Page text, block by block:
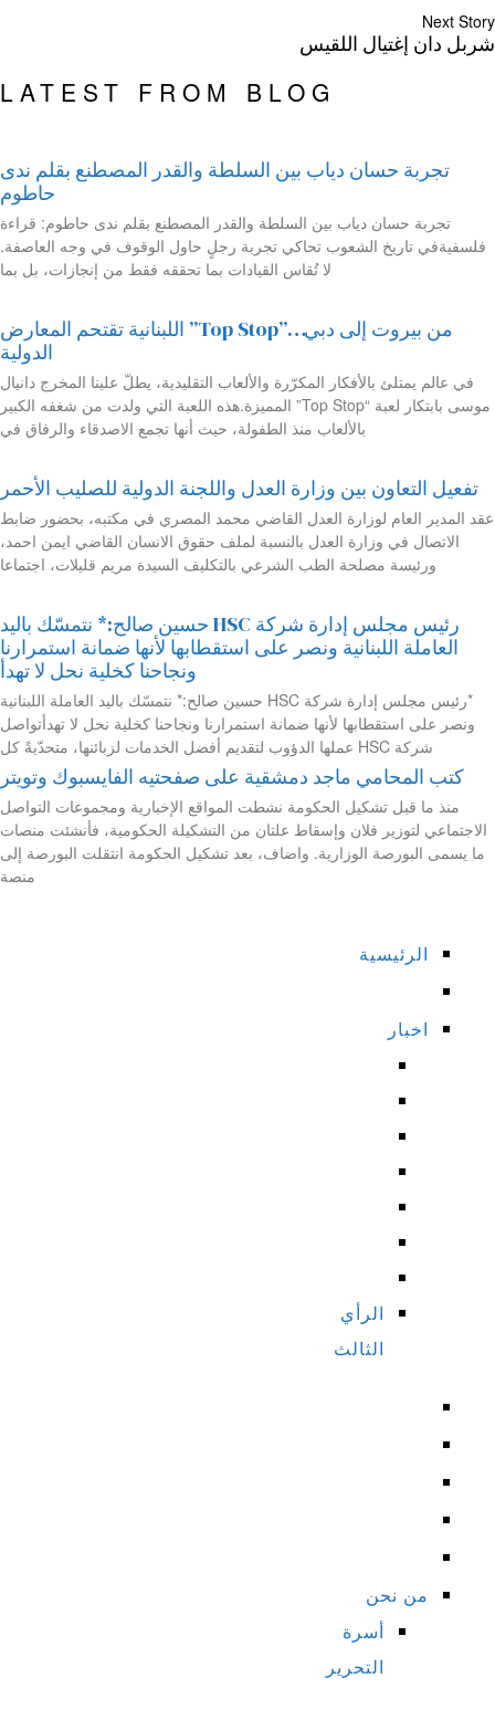
Next Story
شربل دان إغتيال اللقيس
LATEST FROM BLOG
تجربة حسان دياب بين السلطة والقدر المصطنع بقلم ندى
حاطوم
تجربة حسان دياب بين السلطة والقدر المصطنع بقلم ندى حاطوم: قراءة
فلسفيةفي تاريخ الشعوب تحاكي تجربة رجلٍ حاول الوقوف في وجه العاصفة.
لا تُقاس القيادات بما تحققه فقط من إنجازات، بل بما
من بيروت إلى دبي…”Top Stop” اللبنانية تقتحم المعارض
الدولية
في عالم يمتلئ بالأفكار المكرّرة والألعاب التقليدية، يطلّ علينا المخرج دانيال
موسى بابتكار لعبة “Top Stop” المميزة.هذه اللعبة التي ولدت من شغفه الكبير
بالألعاب منذ الطفولة، حيث أنها تجمع الاصدقاء والرفاق في
تفعيل التعاون بين وزارة العدل واللجنة الدولية للصليب الأحمر
عقد المدير العام لوزارة العدل القاضي محمد المصري في مكتبه، بحضور ضابط
الاتصال في وزارة العدل بالنسبة لملف حقوق الانسان القاضي ايمن احمد،
ورئيسة مصلحة الطب الشرعي بالتكليف السيدة مريم قليلات، اجتماعا
رئيس مجلس إدارة شركة HSC حسين صالح:* نتمسّك باليد
العاملة اللبنانية ونصر على استقطابها لأنها ضمانة استمرارنا
ونجاحنا كخلية نحل لا تهدأ
*رئيس مجلس إدارة شركة HSC حسين صالح:* نتمسّك باليد العاملة اللبنانية
ونصر على استقطابها لأنها ضمانة استمرارنا ونجاحنا كخلية نحل لا تهدأتواصل
شركة HSC عملها الدؤوب لتقديم أفضل الخدمات لزبائنها، متحدّيةً كل
كتب المحامي ماجد دمشقية على صفحتيه الفايسبوك وتويتر
منذ ما قبل تشكيل الحكومة نشطت المواقع الإخبارية ومجموعات التواصل
الاجتماعي لتوزير فلان وإسقاط علتان من التشكيلة الحكومية، فأنشئت منصات
ما يسمى البورصة الوزارية. واضاف، بعد تشكيل الحكومة انتقلت البورصة إلى
منصة
الرئيسية
اخبار
الرأي
الثالث
من نحن
أسرة
التحرير